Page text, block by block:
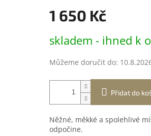
1 650 Kč
cena:
skladem - ihned k
Můžeme doručit do:
Přidat do
Něžné, měkké a spolehlivé
odpočine.